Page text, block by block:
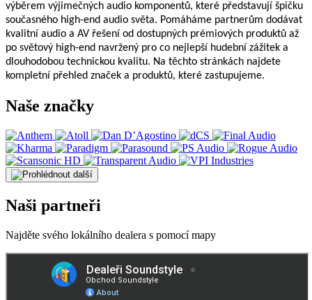
výběrem výjimečných audio komponentů, které představují špičku
současného high-end audio světa. Pomáháme partnerům dodávat
kvalitní audio a AV řešení od dostupných prémiových produktů až
po světový high-end navržený pro co nejlepší hudební zážitek a
dlouhodobou technickou kvalitu. Na těchto stránkách najdete
kompletní přehled značek a produktů, které zastupujeme.
Naše značky
Naši partneři
Najděte svého lokálního dealera s pomocí mapy